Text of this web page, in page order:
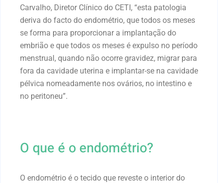
Carvalho, Diretor Clínico do CETI, “esta patologia
deriva do facto do endométrio, que todos os meses
se forma para proporcionar a implantação do
embrião e que todos os meses é expulso no período
menstrual, quando não ocorre gravidez, migrar para
fora da cavidade uterina e implantar-se na cavidade
pélvica nomeadamente nos ovários, no intestino e
no peritoneu”.
O que é o endométrio?
O endométrio é o tecido que reveste o interior do